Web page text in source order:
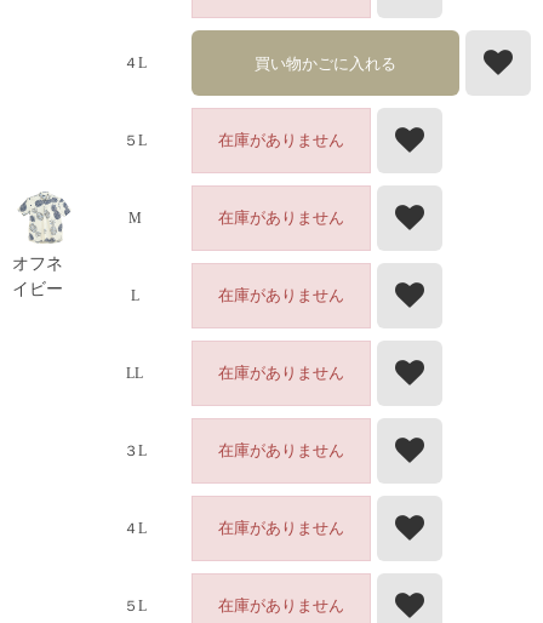
４L 買い物かごに入れる
５L 在庫がありません
オフネ
イビー
M 在庫がありません
L 在庫がありません
LL 在庫がありません
３L 在庫がありません
４L 在庫がありません
５L 在庫がありません